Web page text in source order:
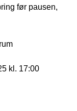
før pausen,
kl. 17:00